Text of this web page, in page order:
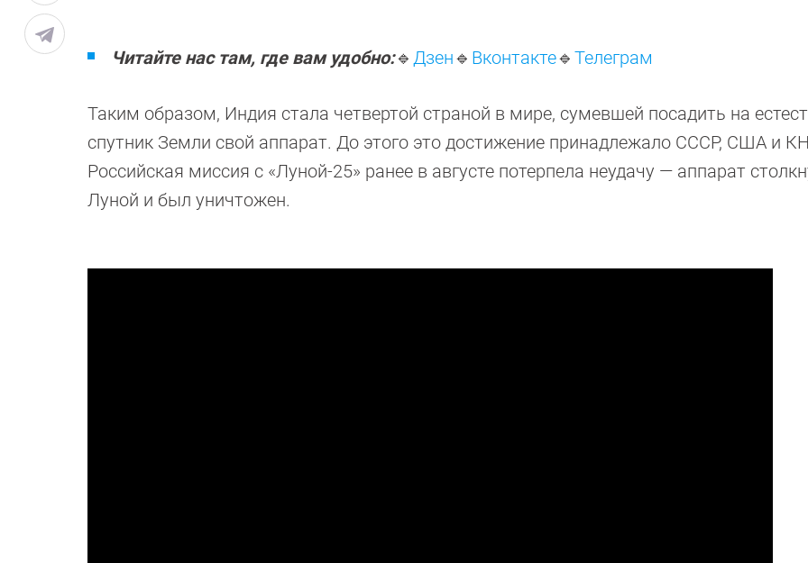
Читайте нас там, где вам удобно:🔹 Дзен🔹 Вконтакте🔹 Телеграм
Таким образом, Индия стала четвертой страной в мире, сумевшей посадить на
спутник Земли свой аппарат. До этого это достижение принадлежало CCCР, США и
Российская миссия с «Луной-25» ранее в августе потерпела неудачу — аппарат
Луной и был уничтожен.